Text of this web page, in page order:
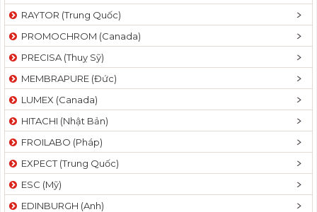
RAYTOR (Trung Quốc)
PROMOCHROM (Canada)
PRECISA (Thuỵ Sỹ)
MEMBRAPURE (Đức)
LUMEX (Canada)
HITACHI (Nhật Bản)
FROILABO (Pháp)
EXPECT (Trung Quốc)
ESC (Mỹ)
EDINBURGH (Anh)